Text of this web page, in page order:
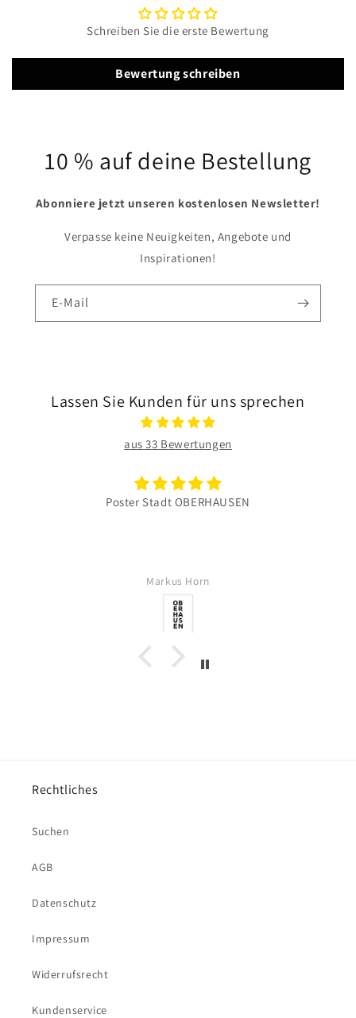
Schreiben Sie die erste Bewertung
Bewertung schreiben
10 % auf deine Bestellung
Abonniere jetzt unseren kostenlosen Newsletter!
Verpasse keine Neuigkeiten, Angebote und
Inspirationen!
E-Mail
Lassen Sie Kunden für uns sprechen
aus 33 Bewertungen
Poster Stadt OBERHAUSEN
Markus Horn
Rechtliches
Suchen
AGB
Datenschutz
Impressum
Widerrufsrecht
Kundenservice